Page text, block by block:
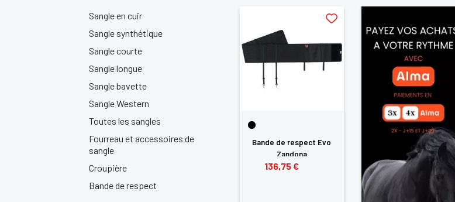
Sangle en cuir
Sangle synthétique
Sangle courte
Sangle longue
Sangle bavette
Sangle Western
Toutes les sangles
Fourreau et accessoires de
sangle
Croupière
Bande de respect
Bande de respect Evo
Zandona
136,75 €